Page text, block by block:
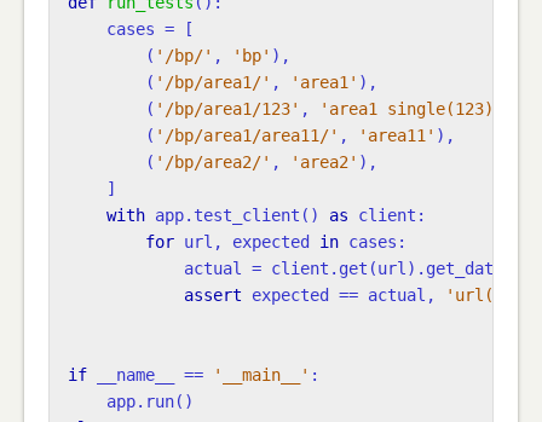
cases =
[
( '/bp/' , 'bp' ),
( '/bp/area1/' , 'area1' ),
( '/bp/area1/123' , 'area1 single(123)'
( '/bp/area1/area11/' , 'area11' ),
( '/bp/area2/' , 'area2' ),
]
with app. test_client () as client :
for url , expected in cases :
actual
= client . get (url ) . get_data
assert
expected == actual , 'url(
if __name__ == '__main__' :
app. run()